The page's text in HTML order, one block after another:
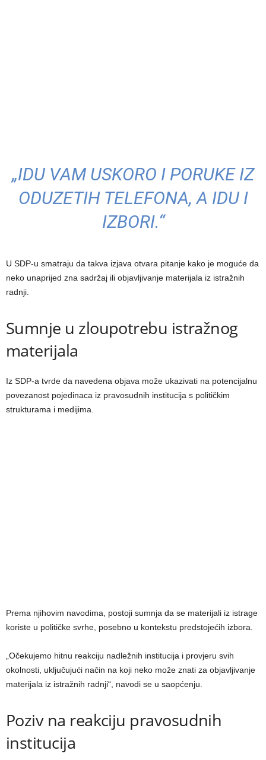
„IDU VAM USKORO I PORUKE IZ
ODUZETIH TELEFONA, A IDU I
IZBORI.“
U SDP-u smatraju da takva izjava otvara pitanje kako je moguće da
neko unaprijed zna sadržaj ili objavljivanje materijala iz istražnih
radnji.
Sumnje u zloupotrebu istražnog
materijala
Iz SDP-a tvrde da navedena objava može ukazivati na potencijalnu
povezanost pojedinaca iz pravosudnih institucija s političkim
strukturama i medijima.
Prema njihovim navodima, postoji sumnja da se materijali iz istrage
koriste u političke svrhe, posebno u kontekstu predstojećih izbora.
„Očekujemo hitnu reakciju nadležnih institucija i provjeru svih
okolnosti, uključujući način na koji neko može znati za objavljivanje
materijala iz istražnih radnji“, navodi se u saopćenju.
Poziv na reakciju pravosudnih
institucija